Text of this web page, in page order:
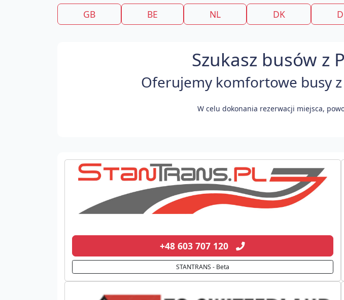
GB BE NL DK
Szukasz busów z
Oferujemy komfortowe busy z
W celu dokonania rezerwacji miejsca,
+48 603 707 120
STANTRANS - Beta